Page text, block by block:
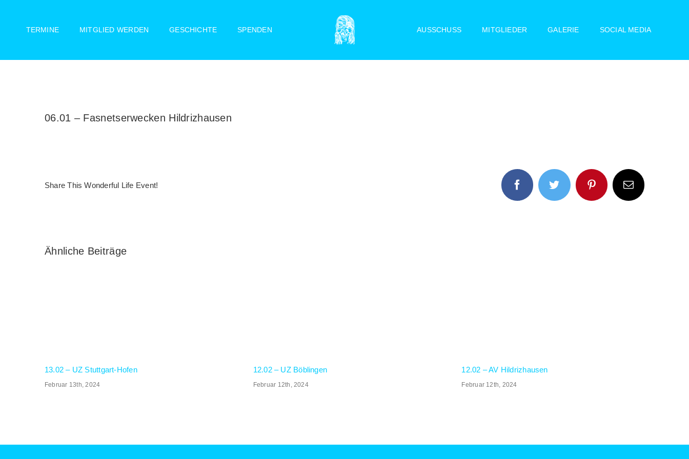
TERMINE MITGLIED WERDEN GESCHICHTE SPENDEN AUSSCHUSS MITGLIEDER GALERIE SOCIAL MEDIA
06.01 – Fasnetserwecken Hildrizhausen
Share This Wonderful Life Event! FacebookTwitter PinterestE-
Mail
Ähnliche Beiträge
13.02 – UZ Stuttgart-Hofen
Februar 13th, 2024
12.02 – UZ Böblingen
Februar 12th, 2024
12.02 – AV Hildrizhausen
Februar 12th, 2024